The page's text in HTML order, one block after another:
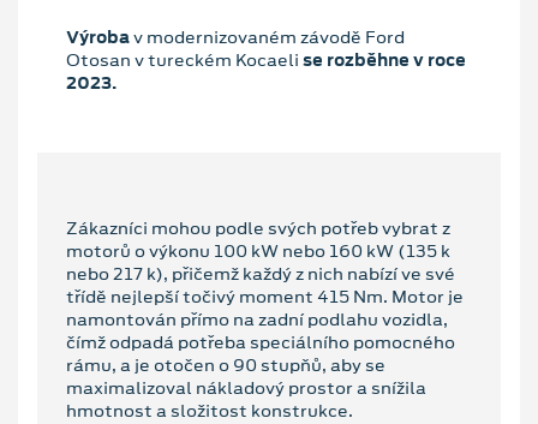
Výrobav modernizovaném závodě Ford
Otosan v tureckém Kocaeli se rozběhne v roce
2023.
Zákazníci mohou podle svých potřeb vybrat z
motorů o výkonu 100 kW nebo 160 kW (135 k
nebo 217 k), přičemž každý z nich nabízí ve své
třídě nejlepší točivý moment 415 Nm. Motor je
namontován přímo na zadní podlahu vozidla,
čímž odpadá potřeba speciálního pomocného
rámu, a je otočen o 90 stupňů, aby se
maximalizoval nákladový prostor a snížila
hmotnost a složitost konstrukce.